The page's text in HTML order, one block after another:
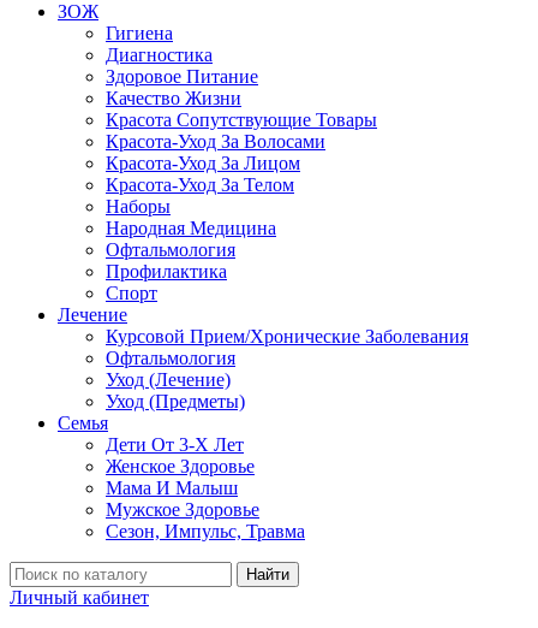
ЗОЖ
Гигиена
Диагностика
Здоровое Питание
Качество Жизни
Красота Сопутствующие Товары
Красота-Уход За Волосами
Красота-Уход За Лицом
Красота-Уход За Телом
Наборы
Народная Медицина
Офтальмология
Профилактика
Спорт
Лечение
Курсовой Прием/Хронические Заболевания
Офтальмология
Уход (Лечение)
Уход (Предметы)
Семья
Дети От 3-Х Лет
Женское Здоровье
Мама И Малыш
Мужское Здоровье
Сезон, Импульс, Травма
Найти
Личный кабинет